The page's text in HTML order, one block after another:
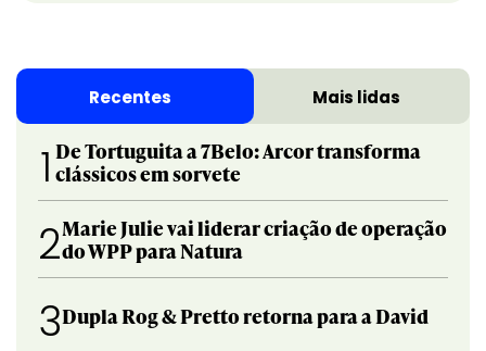
Recentes Mais lidas
1 De Tortuguita a 7Belo: Arcor transforma
clássicos em sorvete
2Marie Julie vai liderar criação de operação
do WPP para Natura
3Dupla Rog & Pretto retorna para a David